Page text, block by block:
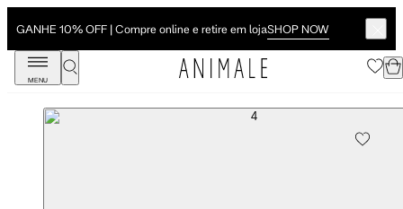
GANHE 10% OFF | Compre online e retire em lojaSHOP NOW
MENU